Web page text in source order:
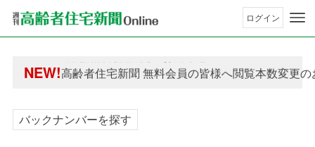
ログイン
NEW!高齢者住宅新聞 無料会員の皆様へ閲覧本数変更
高齢者住宅新聞 無料会員の皆様へ閲覧本数変更
バックナンバーを探す